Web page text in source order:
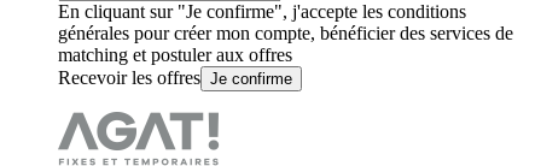
En cliquant sur "Je confirme", j'accepte les conditions
générales pour créer mon compte, bénéficier des services de
matching et postuler aux offres
Recevoir les offres Je confirme